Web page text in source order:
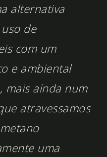
alternativa
de
com um
e ambiental
mais ainda num
atravessamos
uma